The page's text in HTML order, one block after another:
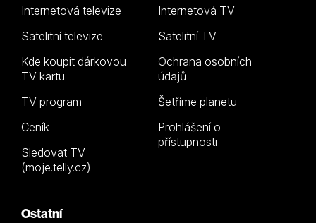
Internetová televize
Satelitní televize
Kde koupit dárkovou
TV kartu
TV program
Ceník
Sledovat TV
(moje.telly.cz)
Internetová TV
Satelitní TV
Ochrana osobních
údajů
Šetříme planetu
Prohlášení o
přístupnosti
Ostatní